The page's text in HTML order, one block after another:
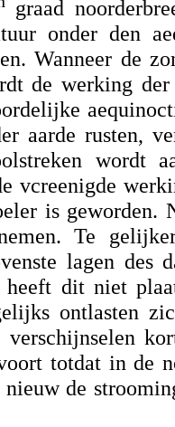
graad
onder den
Wanneer de
de werking
aarde rusten,
wordt
vcreenigde
is
Te
lagen des
heeft dit niet
ontlasten
totdat in de
de